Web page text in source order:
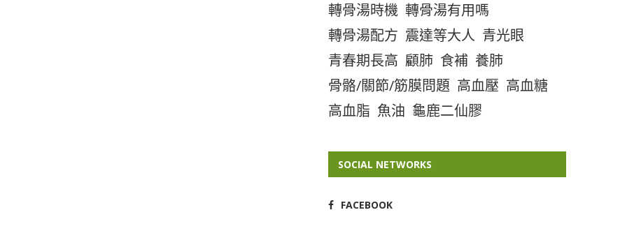
轉骨湯時機 轉骨湯有用嗎
轉骨湯配方 震達等大人 青光眼
青春期長高 顧肺 食補 養肺
骨骼/關節/筋膜問題 高血壓 高血糖
高血脂 魚油 龜鹿二仙膠
SOCIAL NETWORKS
FACEBOOK